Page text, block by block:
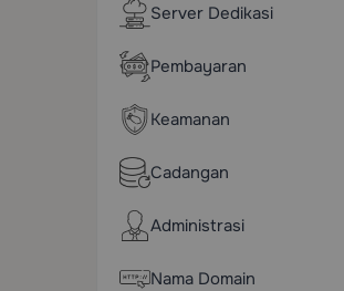
Server Dedikasi
Pembayaran
Keamanan
Cadangan
Administrasi
Nama Domain